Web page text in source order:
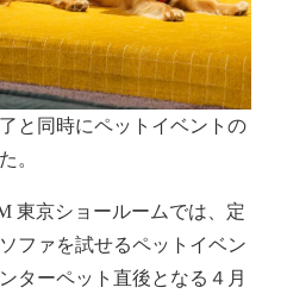
と同時にペットイベントの
。
東京ショールームでは、定
ファを試せるペットイベン
ターペット直後となる４月